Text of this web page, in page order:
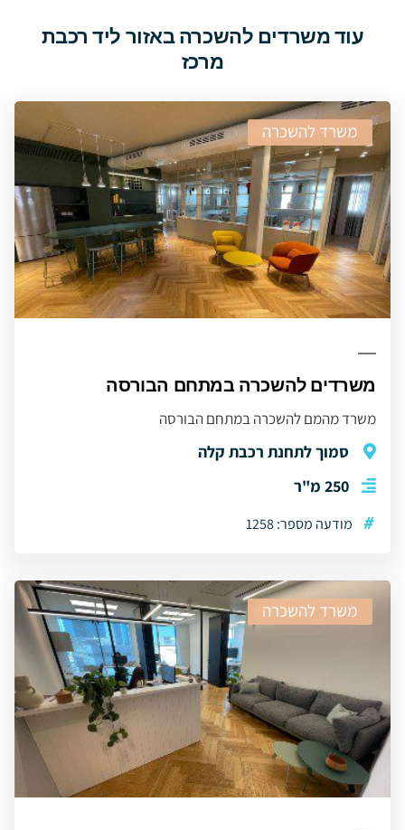
עוד משרדים להשכרה באזור ליד רכבת
מרכז
משרד להשכרה
משרדים להשכרה במתחם הבורסה
משרד מהמם להשכרה במתחם הבורסה
סמוך לתחנת רכבת קלה
250 מ"ר
# מודעה מספר: 1258
משרד להשכרה